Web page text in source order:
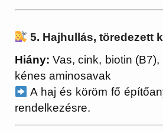
5. Hajhullás, töredezett
Hiány: Vas, cink, biotin
kénes aminosavak
A haj és köröm fő
rendelkezésre.